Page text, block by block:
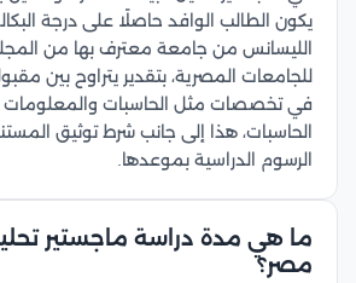
يكون الطالب الوافد حاصلًا على درجة
الليسانس من جامعة معترف بها من
للجامعات المصرية، بتقدير يتراوح بين
في تخصصات مثل الحاسبات
الحاسبات، هذا إلى جانب شرط توثيق
الرسوم الدراسية بموعدها.
ما هي مدة دراسة ماجستير
مصر؟